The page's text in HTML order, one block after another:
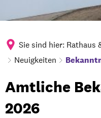
Sie sind hier: Rathaus
Neuigkeiten
Amtliche
2026